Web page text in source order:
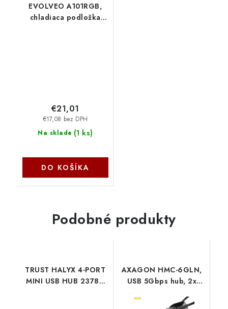
EVOLVEO A101RGB,
chladiaca podložka
Na sklade (1 ks)
€17,08 bez DPH
€21,01
DO KOŠÍKA
Podobné produkty
TRUST HALYX 4-PORT
MINI USB HUB 23786
AXAGON HMC-6GLN,
USB 5Gbps hub, 2x
4k/60Hz, RJ-45 GLAN,